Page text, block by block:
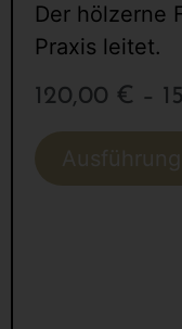
Der hölzerne
Praxis leitet.
120,00 € –